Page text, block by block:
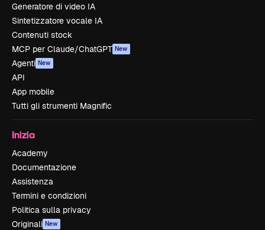
Generatore di video IA
Sintetizzatore vocale IA
Contenuti stock
MCP per Claude/ChatGPT New
Agenti New
API
App mobile
Tutti gli strumenti Magnific
Inizia
Academy
Documentazione
Assistenza
Termini e condizioni
Politica sulla privacy
Originali New